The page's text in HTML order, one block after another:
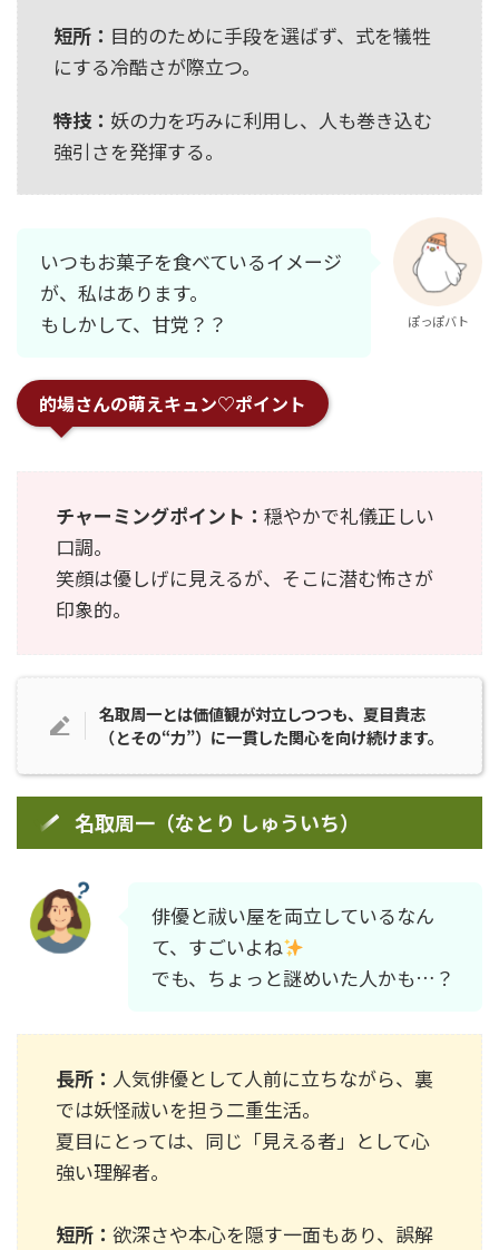
短所： 目的のために手段を選ばず、式を犠牲
にする冷酷さが際立つ。
特技： 妖の力を巧みに利用し、人も巻き込む
強引さを発揮する。
いつもお菓子を食べているイメージ
が、私はあります。
もしかして、甘党？？
ぽっぽバト
的場さんの萌えキュン♡ポイント
チャーミングポイント： 穏やかで礼儀正しい
口調。
笑顔は優しげに見えるが、そこに潜む怖さが
印象的。
名取周一とは価値観が対立しつつも、夏目貴志
（とその“力”）に一貫した関心を向け続けます。
名取周一（なとり しゅういち）
俳優と祓い屋を両立しているなん
て、すごいよね
でも、ちょっと謎めいた人かも…？
長所： 人気俳優として人前に立ちながら、裏
では妖怪祓いを担う二重生活。
夏目にとっては、同じ「見える者」として心
強い理解者。
短所： 欲深さや本心を隠す一面もあり、誤解